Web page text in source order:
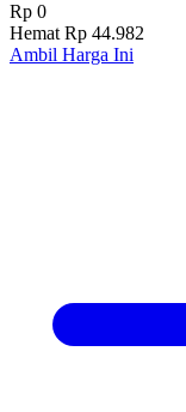
Rp 0
Hemat Rp 44.982
Ambil Harga Ini